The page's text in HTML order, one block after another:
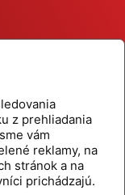
z prehliadania
vám
reklamy, na
stránok a na
prichádzajú.
tipy